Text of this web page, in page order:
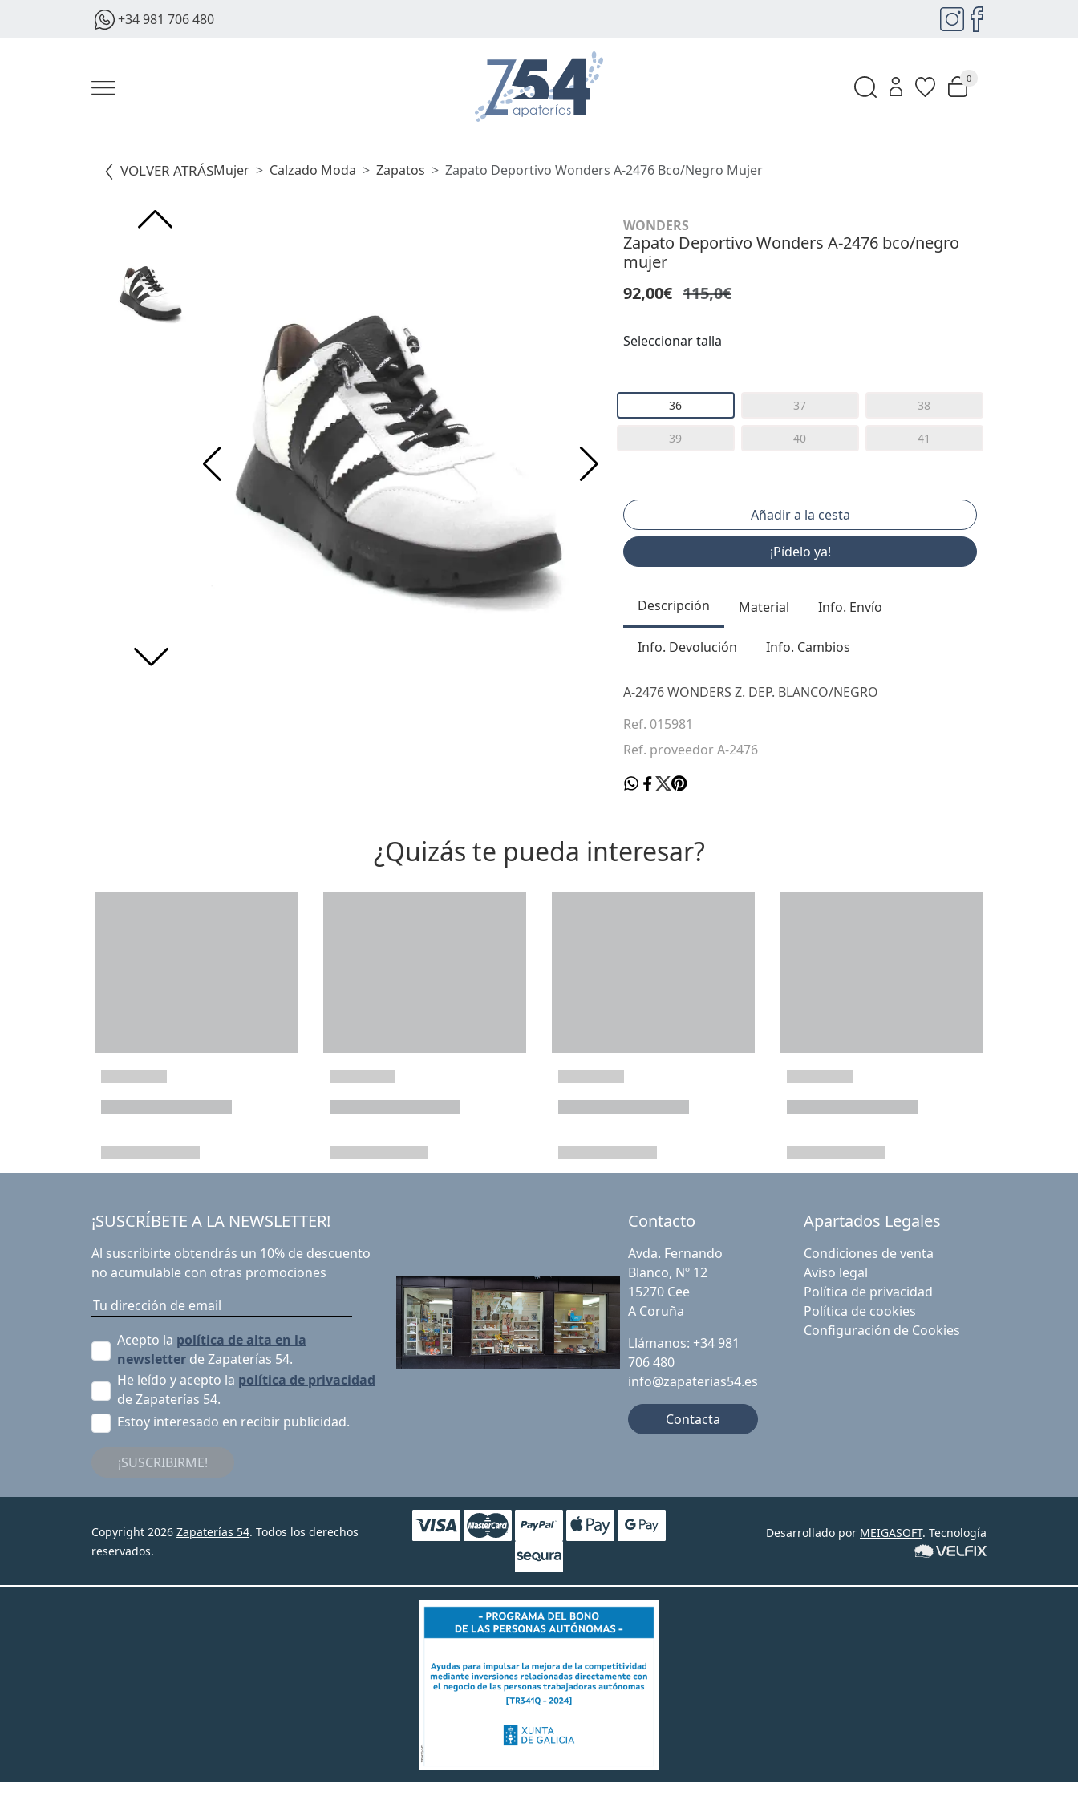
+34 981 706 480
0
VOLVER ATRÁSMujer Calzado Moda Zapatos Zapato Deportivo Wonders A-2476 Bco/negro Mujer
WONDERS
Zapato Deportivo Wonders A-2476 bco/negro
mujer
92,00€ 115,0€
Seleccionar talla
36 37 38
39 40 41
¡Pídelo ya!
Descripción Material Info. Envío
Info. Devolución Info. Cambios
A-2476 WONDERS Z. DEP. BLANCO/NEGRO
Ref. 015981
Ref. proveedor A-2476
¿Quizás te pueda interesar?
¡SUSCRÍBETE A LA NEWSLETTER!
Al suscribirte obtendrás un 10% de descuento
no acumulable con otras promociones
Acepto la política de alta en la
newsletter de Zapaterías 54.
He leído y acepto la política de privacidad
de Zapaterías 54.
Estoy interesado en recibir publicidad.
¡SUSCRIBIRME!
Contacto
Avda. Fernando
Blanco, Nº 12
15270 Cee
A Coruña
Llámanos: +34 981
706 480
info@zapaterias54.es
Contacta
Apartados Legales
Condiciones de venta
Aviso legal
Política de privacidad
Política de cookies
Configuración de Cookies
Copyright 2026 Zapaterías 54. Todos los derechos
reservados.
Desarrollado por MEIGASOFT. Tecnología